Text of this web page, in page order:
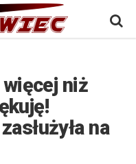
więcej niż
na